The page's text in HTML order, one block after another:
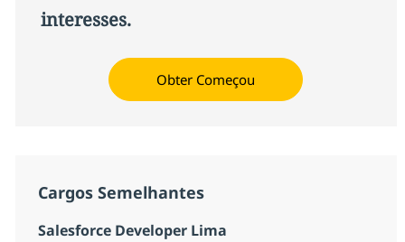
interesses.
Obter Começou
Cargos Semelhantes
Salesforce Developer Lima